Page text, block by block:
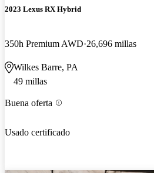
2023 Lexus RX Hybrid
350h Premium AWD 26,696 millas
Wilkes Barre, PA
49 millas
Buena oferta
Usado certificado